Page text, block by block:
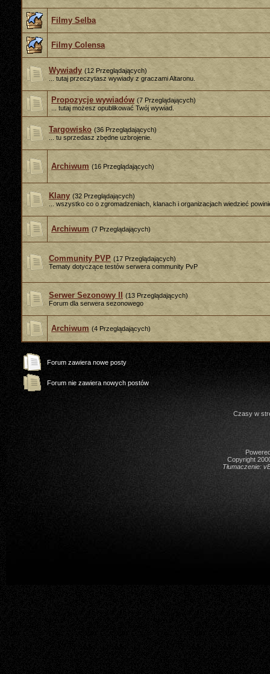
Filmy Selba
Filmy Colensa
Wywiady (12 Przeglądających)
... tutaj przeczytasz wywiady z graczami Altaronu.
Propozycje wywiadów (7 Przeglądających)
... tutaj możesz opublikować Twój wywiad.
Targowisko (36 Przeglądających)
... tu sprzedasz zbędne uzbrojenie.
Archiwum (16 Przeglądających)
Klany (32 Przeglądających)
... wszystko co o zgromadzeniach, klanach i organizacjach wiedzieć
Archiwum (7 Przeglądających)
Community PVP (17 Przeglądających)
Tematy dotyczące testów serwera community PvP
Serwer Sezonowy II
(13 Przeglądających)
Forum dla serwera sezonowego
Archiwum (4 Przeglądających)
Forum zawiera nowe posty
Forum nie zawiera nowych postów
Czasy w
Copyright
Tłumaczenie: